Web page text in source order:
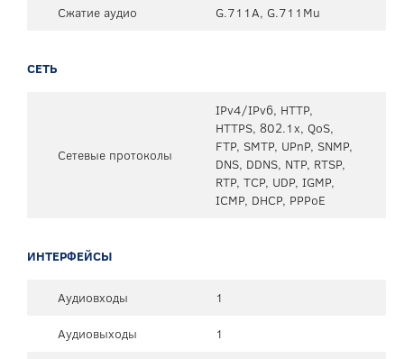
Сжатие аудио G.711A, G.711Mu
СЕТЬ
Сетевые протоколы
IPv4/IPv6, HTTP,
HTTPS, 802.1x, QoS,
FTP, SMTP, UPnP, SNMP,
DNS, DDNS, NTP, RTSP,
RTP, TCP, UDP, IGMP,
ICMP, DHCP, PPPoE
ИНТЕРФЕЙСЫ
Аудиовходы
1
Аудиовыходы
1